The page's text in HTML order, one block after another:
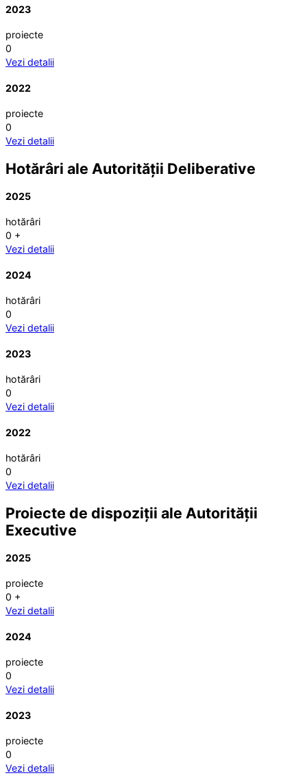
2023
proiecte
0
Vezi detalii
2022
proiecte
0
Vezi detalii
Hotărâri ale Autorității Deliberative
2025
hotărâri
0 +
Vezi detalii
2024
hotărâri
0
Vezi detalii
2023
hotărâri
0
Vezi detalii
2022
hotărâri
0
Vezi detalii
Proiecte de dispoziții ale Autorității
Executive
2025
proiecte
0 +
Vezi detalii
2024
proiecte
0
Vezi detalii
2023
proiecte
0
Vezi detalii